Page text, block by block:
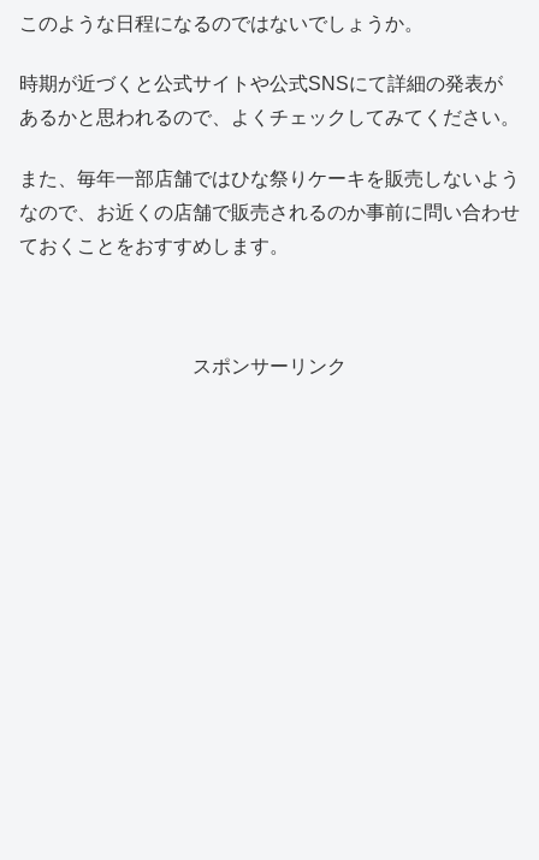
このような日程になるのではないでしょうか。
時期が近づくと公式サイトや公式SNSにて詳細の発表が
あるかと思われるので、よくチェックしてみてください。
また、毎年一部店舗ではひな祭りケーキを販売しないよう
なので、お近くの店舗で販売されるのか事前に問い合わせ
ておくことをおすすめします。
スポンサーリンク